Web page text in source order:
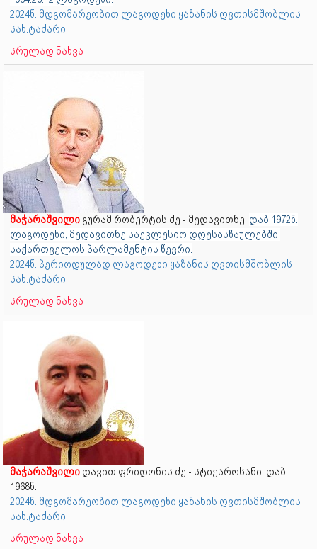
2024წ. მდგომარეობით ლაგოდეხი ყაზანის ღვთისმშობლის
სახ.ტაძარი;
სრულად ნახვა
მაჭარაშვილი გურამ რობერტის ძე - მედავითნე. დაბ.1972წ.
ლაგოდეხი, მედავითნე საეკლესიო დღესასწაულებში,
საქართველოს პარლამენტის წევრი.
2024წ. პერიოდულად ლაგოდეხი ყაზანის ღვთისმშობლის
სახ.ტაძარი;
სრულად ნახვა
მაჭარაშვილი დავით ფრიდონის ძე - სტიქაროსანი. დაბ.
1968წ.
2024წ. მდგომარეობით ლაგოდეხი ყაზანის ღვთისმშობლის
სახ.ტაძარი;
სრულად ნახვა